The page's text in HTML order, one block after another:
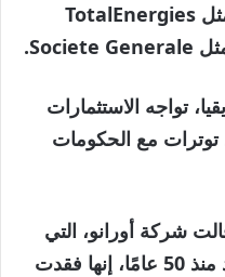
Orange إلى شركات الطاقة مثل TotalEnergies
تواجه الاستثمارات
مع الحكومات
شركة أورانو، التي
تقوم بتعدين اليورانيوم في البلاد منذ 50 عامًا، إنها فقدت